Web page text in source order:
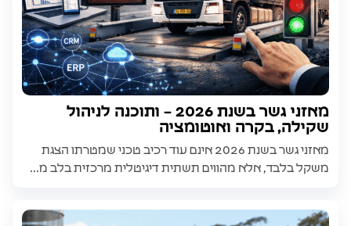
מאזני גשר בשנת 2026 – ותוכנה לניהול
שקילה, בקרה ואוטומציה
מאזני גשר בשנת 2026 אינם עוד רכיב טכני שמטרתו הצגת
משקל בלבד, אלא מהווים תשתית דיגיטלית מרכזית בלב מ...